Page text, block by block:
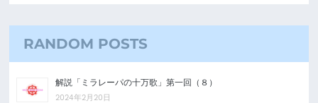
RANDOM POSTS
解説「ミラレーパの十万歌」第一回（８）
2024年2月20日